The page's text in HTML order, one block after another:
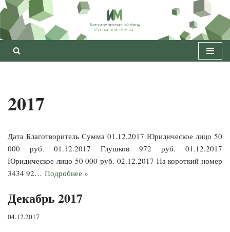
Перейти
к
содержимому
2017
Дата Благотворитель Сумма 01.12.2017 Юридическое лицо 50
000 руб. 01.12.2017 Глушков 972 руб. 01.12.2017
Юридическое лицо 50 000 руб. 02.12.2017 На короткий номер
3434 92… Подробнее »
Декабрь 2017
04.12.2017